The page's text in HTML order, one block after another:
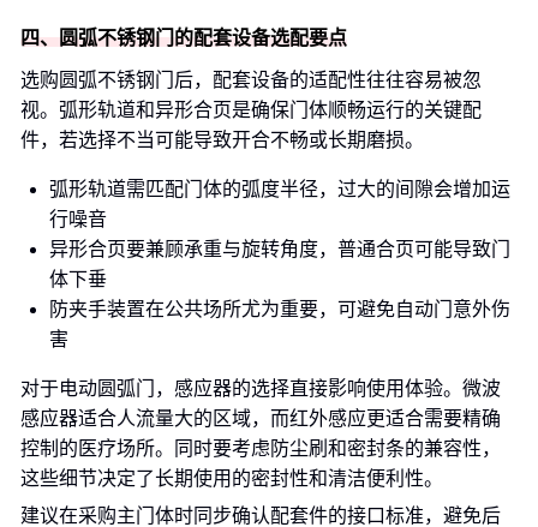
四、圆弧不锈钢门的配套设备选配要点
选购圆弧不锈钢门后，配套设备的适配性往往容易被忽
视。弧形轨道和异形合页是确保门体顺畅运行的关键配
件，若选择不当可能导致开合不畅或长期磨损。
弧形轨道需匹配门体的弧度半径，过大的间隙会增加运
行噪音
异形合页要兼顾承重与旋转角度，普通合页可能导致门
体下垂
防夹手装置在公共场所尤为重要，可避免自动门意外伤
害
对于电动圆弧门，感应器的选择直接影响使用体验。微波
感应器适合人流量大的区域，而红外感应更适合需要精确
控制的医疗场所。同时要考虑防尘刷和密封条的兼容性，
这些细节决定了长期使用的密封性和清洁便利性。
建议在采购主门体时同步确认配套件的接口标准，避免后